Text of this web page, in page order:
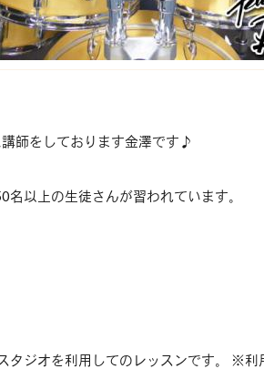
師をしております金澤です♪
以上の生徒さんが習われています。
タジオを利用してのレッスンです。 ※